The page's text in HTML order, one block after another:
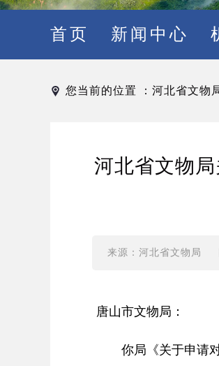
首页 新闻中心
您当前的位置 ： 河北省文物
河北省文物
来源：河北省文物局
唐山市文物局：
你局《关于申请